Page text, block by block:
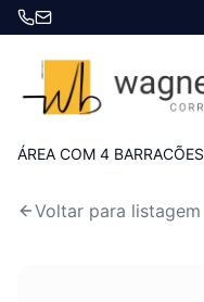
ÁREA COM 4
Voltar para listagem